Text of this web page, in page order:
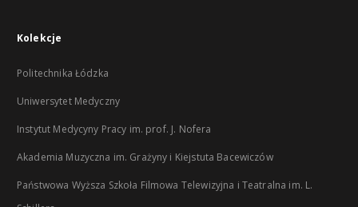
Kolekcje
Politechnika Łódzka
Uniwersytet Medyczny
Instytut Medycyny Pracy im. prof. J. Nofera
Akademia Muzyczna im. Grażyny i Kiejstuta Bacewiczów
Państwowa Wyższa Szkoła Filmowa Telewizyjna i Teatralna im. L.